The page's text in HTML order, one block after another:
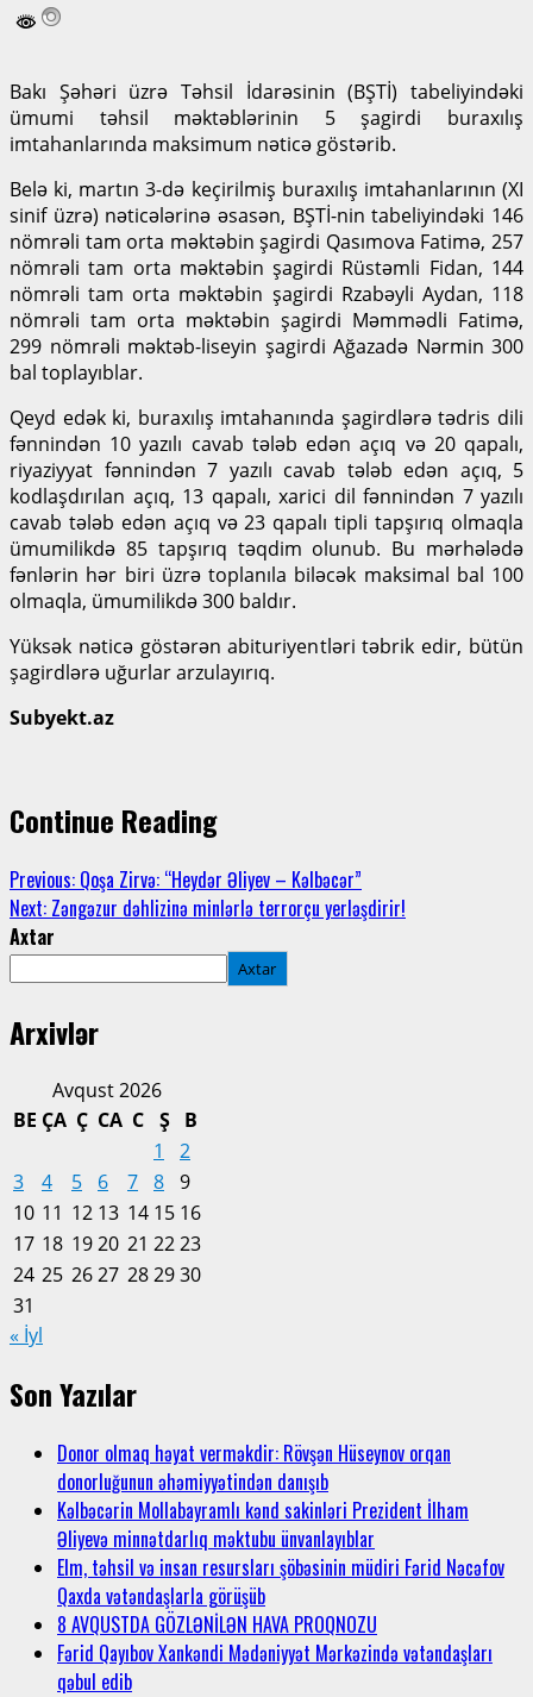
Bakı Şəhəri üzrə Təhsil İdarəsinin (BŞTİ) tabeliyindəki
ümumi təhsil məktəblərinin 5 şagirdi buraxılış
imtahanlarında maksimum nəticə göstərib.
Belə ki, martın 3-də keçirilmiş buraxılış imtahanlarının (XI
sinif üzrə) nəticələrinə əsasən, BŞTİ-nin tabeliyindəki 146
nömrəli tam orta məktəbin şagirdi Qasımova Fatimə, 257
nömrəli tam orta məktəbin şagirdi Rüstəmli Fidan, 144
nömrəli tam orta məktəbin şagirdi Rzabəyli Aydan, 118
nömrəli tam orta məktəbin şagirdi Məmmədli Fatimə,
299 nömrəli məktəb-liseyin şagirdi Ağazadə Nərmin 300
bal toplayıblar.
Qeyd edək ki, buraxılış imtahanında şagirdlərə tədris dili
fənnindən 10 yazılı cavab tələb edən açıq və 20 qapalı,
riyaziyyat fənnindən 7 yazılı cavab tələb edən açıq, 5
kodlaşdırılan açıq, 13 qapalı, xarici dil fənnindən 7 yazılı
cavab tələb edən açıq və 23 qapalı tipli tapşırıq olmaqla
ümumilikdə 85 tapşırıq təqdim olunub. Bu mərhələdə
fənlərin hər biri üzrə toplanıla biləcək maksimal bal 100
olmaqla, ümumilikdə 300 baldır.
Yüksək nəticə göstərən abituriyentləri təbrik edir, bütün
şagirdlərə uğurlar arzulayırıq.
Subyekt.az
Continue Reading
Previous: Qoşa Zirvə: “Heydər Əliyev – Kəlbəcər”
Next: Zəngəzur dəhlizinə minlərlə terrorçu yerləşdirir!
Axtar
Axtar
Arxivlər
Avqust 2026
BE ÇA Ç CA C Ş
B
1
2
3
4 5 6 7 8 9
10 11 12 13 14 15 16
17 18 1920 21 2223
24 25 2627 282930
31
« İyl
Son Yazılar
Donor olmaq həyat verməkdir: Rövşən Hüseynov orqan
donorluğunun əhəmiyyətindən danışıb
Kəlbəcərin Mollabayramlı kənd sakinləri Prezident İlham
Əliyevə minnətdarlıq məktubu ünvanlayıblar
Elm, təhsil və insan resursları şöbəsinin müdiri Fərid Nəcəfov
Qaxda vətəndaşlarla görüşüb
8 AVQUSTDA GÖZLƏNİLƏN HAVA PROQNOZU
Fərid Qayıbov Xankəndi Mədəniyyət Mərkəzində vətəndaşları
qəbul edib